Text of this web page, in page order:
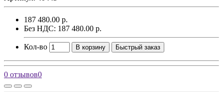
187 480.00 р.
Без НДС: 187 480.00 р.
Кол-во В корзину Быстрый заказ
0 отзывов0